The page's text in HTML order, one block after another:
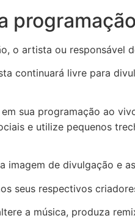
programação
o artista ou responsável
continuará livre para
sua programação ao
e utilize pequenos
de divulgação e
seus respectivos
a música, produza